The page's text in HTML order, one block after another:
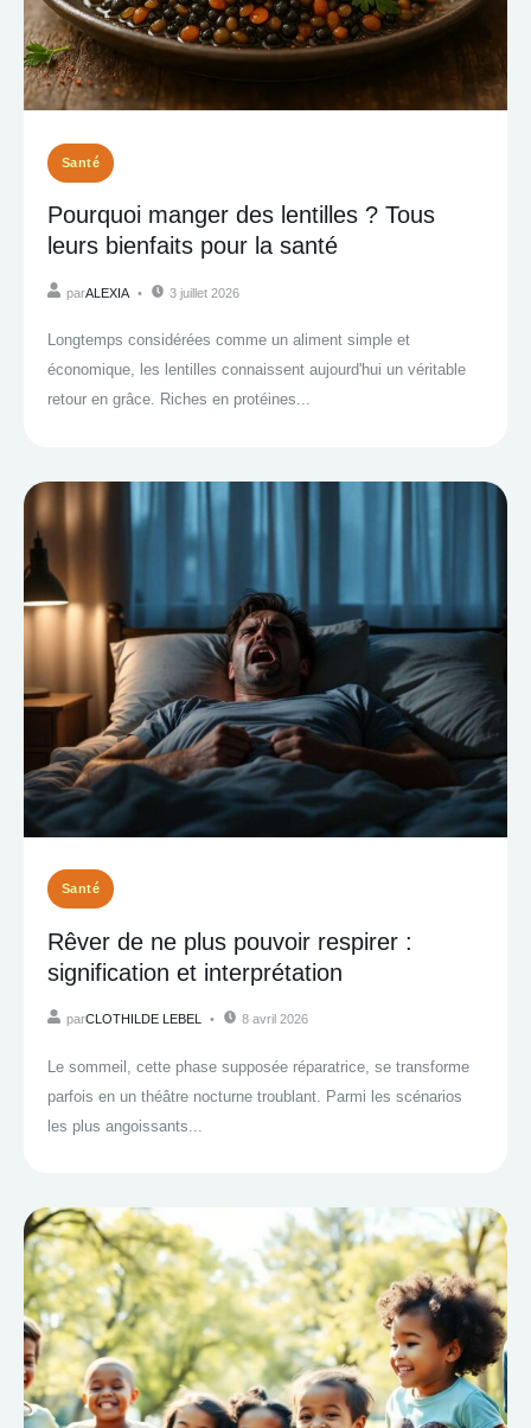
Santé
Pourquoi manger des lentilles ? Tous
leurs bienfaits pour la santé
parALEXIA 3 juillet 2026
Longtemps considérées comme un aliment simple et
économique, les lentilles connaissent aujourd'hui un véritable
retour en grâce. Riches en protéines...
Santé
Rêver de ne plus pouvoir respirer :
signification et interprétation
parCLOTHILDE LEBEL 8 avril 2026
Le sommeil, cette phase supposée réparatrice, se transforme
parfois en un théâtre nocturne troublant. Parmi les scénarios
les plus angoissants...